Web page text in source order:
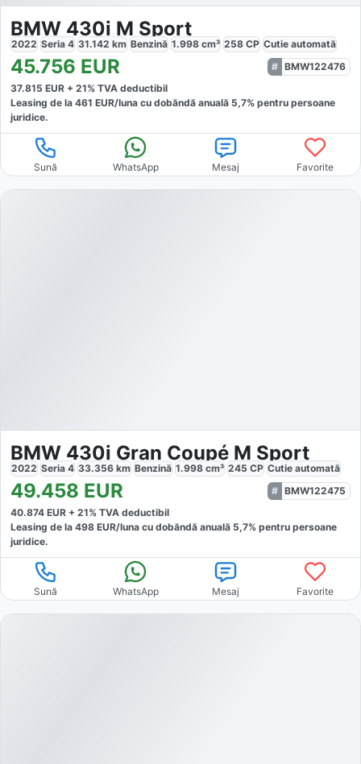
BMW 430i M Sport
2022 Seria 4 31.142 km Benzină 1.998 cm³ 258 CP Cutie automată
45.756 EUR
BMW122476
37.815 EUR + 21% TVA deductibil
Leasing de la 461 EUR/luna cu dobăndă anuală 5,7% pentru persoane
juridice.
Sună WhatsApp Mesaj Favorite
BMW 430i Gran Coupé M Sport
2022 Seria 4 33.356 km Benzină 1.998 cm³ 245 CP Cutie automată
49.458 EUR
BMW122475
40.874 EUR + 21% TVA deductibil
Leasing de la 498 EUR/luna cu dobăndă anuală 5,7% pentru persoane
juridice.
Sună WhatsApp Mesaj Favorite